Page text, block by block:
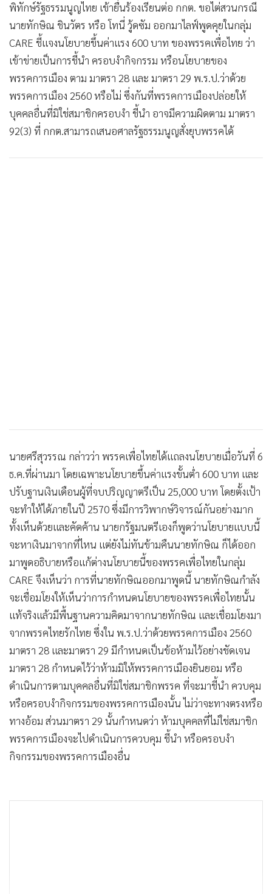
• จีน
• ชุมชน-คุณภาพชีวิต
• อาชญากรรม
• Motoring
วิทยาศาสตร์
• SMEs
• อินโดจีน
พิทักษ์รัฐธรรมนูญไทย เข้ายื่นร้องเรียนต่อ กกต. ขอไต่สวนกรณี
นายทักษิณ ชินวัตร หรือ โทนี่ วู้ดซัม ออกมาไลฟ์พูดคุยในกลุ่ม
CARE ชี้แจงนโยบายขึ้นค่าแรง 600 บาท ของพรรคเพื่อไทย ว่า
เข้าข่ายเป็นการชี้นำ ครอบงำกิจกรรม หรือนโยบายของ
พรรคการเมือง ตาม มาตรา 28 และ มาตรา 29 พ.ร.ป.ว่าด้วย
พรรคการเมือง 2560 หรือไม่ ซึ่งกันที่พรรคการเมืองปล่อยให้
บุคคลอื่นที่มิใช่สมาชิกครอบงำ ชี้นำ อาจมีความผิดตาม มาตรา
92(3) ที่ กกต.สามารถเสนอศาลรัฐธรรมนูญสั่งยุบพรรคได้
นายศรีสุวรรณ กล่าวว่า พรรคเพื่อไทยได้แถลงนโยบายเมื่อวันที่ 6
ธ.ค.ที่ผ่านมา โดยเฉพาะนโยบายขึ้นค่าแรงขั้นต่ำ 600 บาท และ
ปรับฐานเงินเดือนผู้ที่จบปริญญาตรีเป็น 25,000 บาท โดยตั้งเป้า
จะทำให้ได้ภายในปี 2570 ซึ่งมีการวิพากษ์วิจารณ์กันอย่างมาก
ทั้งเห็นด้วยและคัดค้าน นายกรัฐมนตรีเองก็พูดว่านโยบายแบบนี้
จะหาเงินมาจากที่ไหน แต่ยังไม่ทันข้ามคืนนายทักษิณ ก็ได้ออก
มาพูดอธิบายหรือแก้ต่างนโยบายนี้ของพรรคเพื่อไทยในกลุ่ม
CARE จึงเห็นว่า การที่นายทักษิณออกมาพูดนี้ นายทักษิณกำลัง
จะเชื่อมโยงให้เห็นว่าการกำหนดนโยบายของพรรคเพื่อไทยนั้น
แท้จริงแล้วมีพื้นฐานความคิดมาจากนายทักษิณ และเชื่อมโยงมา
จากพรรคไทยรักไทย ซึ่งใน พ.ร.ป.ว่าด้วยพรรคการเมือง 2560
มาตรา 28 และมาตรา 29 มีกำหนดเป็นข้อห้ามไว้อย่างชัดเจน
มาตรา 28 กำหนดไว้ว่าห้ามมิให้พรรคการเมืองยินยอม หรือ
ดำเนินการตามบุคคลอื่นที่มิใช่สมาชิกพรรค ที่จะมาชี้นำ ควบคุม
หรือครอบงำกิจกรรมของพรรคการเมืองนั้น ไม่ว่าจะทางตรงหรือ
ทางอ้อม ส่วนมาตรา 29 นั้นกำหนดว่า ห้ามบุคคลที่ไม่ใช่สมาชิก
พรรคการเมืองจะไปดำเนินการควบคุม ชี้นำ หรือครอบงำ
กิจกรรมของพรรคการเมืองอื่น